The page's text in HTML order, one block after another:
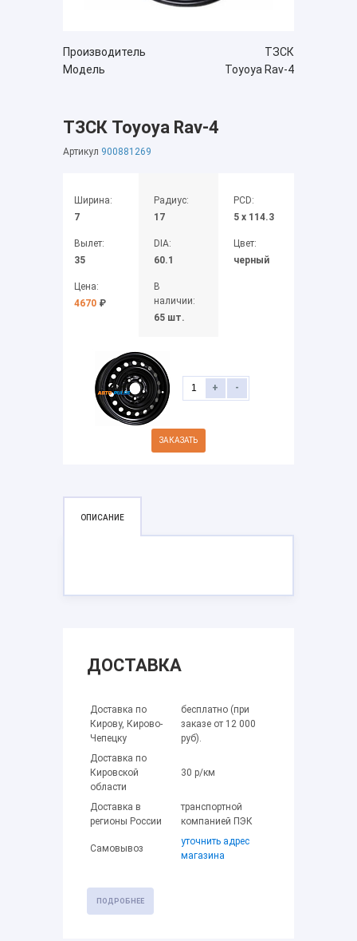
Производитель
ТЗСК
Модель
Toyoya Rav-4
ТЗСК Toyoya Rav-4
Артикул 900881269
Ширина:
7
Вылет:
35
Цена:
4670 ₽
Радиус:
17
DIA:
60.1
В
наличии:
65 шт.
PCD:
5 x 114.3
Цвет:
черный
+ -
ЗАКАЗАТЬ
ОПИСАНИЕ
ДОСТАВКА
Доставка по
Кирову, Кирово-
Чепецку
бесплатно (при
заказе от 12 000
руб).
Доставка по
Кировской
области
30 р/км
Доставка в
регионы России
транспортной
компанией ПЭК
Самовывоз
уточнить адрес
магазина
ПОДРОБНЕЕ